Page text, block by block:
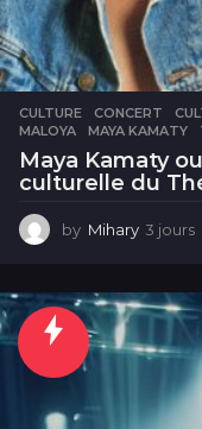
CULTURE CONCERT ,
MALOYA
,MAYA KAMATY ,
Maya Kamaty
culturelle du
by Mihary 3 jours
r
s